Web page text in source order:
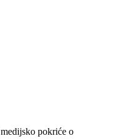
pokriće o